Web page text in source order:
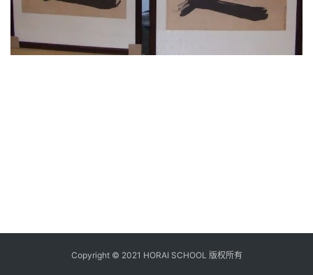
Copyright © 2021 HORAI SCHOOL 版权所有